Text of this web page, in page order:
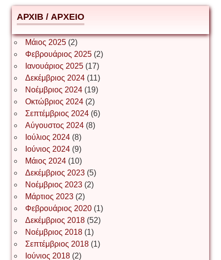
ΕΥΑΓΓΕΛΟΣ ΜΩΚΟΣ
Ιωάννης Σ. Παπαφλωράτος
ΝΙΚΟΣ ΓΑΤΟΣ
Νίκος Λυγερός
Іван Буртик
Іван Наконечний
АРХІВ / ΑΡΧΕΙΟ
Μάιος 2025(2)
Φεβρουάριος 2025(2)
Ιανουάριος 2025(17)
Δεκέμβριος 2024(11)
Νοέμβριος 2024(19)
Οκτώβριος 2024(2)
Σεπτέμβριος 2024(6)
Αύγουστος 2024(8)
Ιούλιος 2024(8)
Ιούνιος 2024(9)
Μάιος 2024(10)
Δεκέμβριος 2023(5)
Νοέμβριος 2023(2)
Μάρτιος 2023(2)
Φεβρουάριος 2020(1)
Δεκέμβριος 2018(52)
Νοέμβριος 2018(1)
Σεπτέμβριος 2018(1)
Ιούνιος 2018(2)